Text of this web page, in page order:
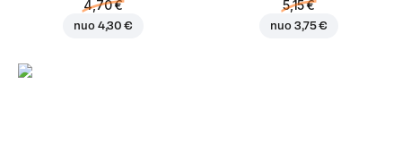
4,70 €
nuo 4,30 €
5,15 €
nuo 3,75 €